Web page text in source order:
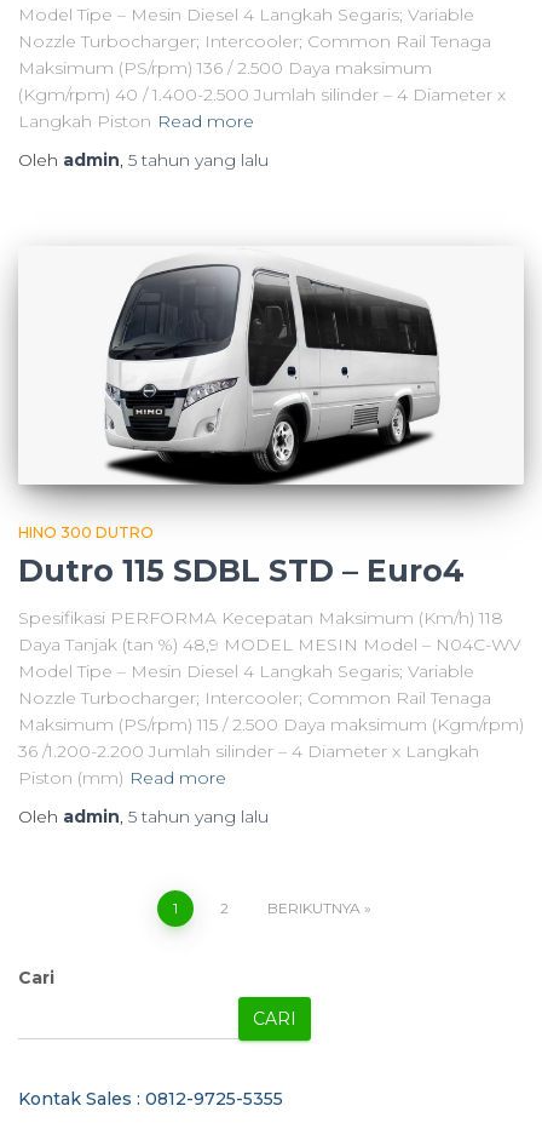
Model Tipe – Mesin Diesel 4 Langkah Segaris; Variable
Nozzle Turbocharger; Intercooler; Common Rail Tenaga
Maksimum (PS/rpm) 136 / 2.500 Daya maksimum
(Kgm/rpm) 40 / 1.400-2.500 Jumlah silinder – 4 Diameter x
Langkah Piston Read more
Oleh admin, 5 tahun yang lalu
HINO 300 DUTRO
Dutro 115 SDBL STD – Euro4
Spesifikasi PERFORMA Kecepatan Maksimum (Km/h) 118
Daya Tanjak (tan %) 48,9 MODEL MESIN Model – N04C-WV
Model Tipe – Mesin Diesel 4 Langkah Segaris; Variable
Nozzle Turbocharger; Intercooler; Common Rail Tenaga
Maksimum (PS/rpm) 115 / 2.500 Daya maksimum (Kgm/rpm)
36 /1.200-2.200 Jumlah silinder – 4 Diameter x Langkah
Piston (mm) Read more
Oleh admin, 5 tahun yang lalu
1 2 BERIKUTNYA
Cari
CARI
Kontak Sales : 0812-9725-5355